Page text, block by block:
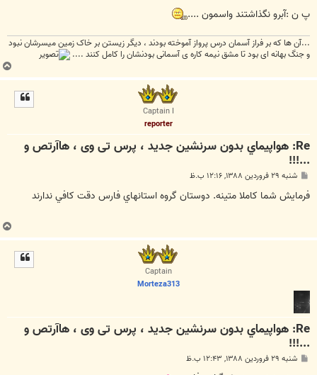
پ ن :آبرو نگذاشتند واسمون ....
...آن ها که بر فراز آسمان درس پرواز آموخته بودند ، دیگر زیستن بر خاک زمین میسرشان نبود
و جنگ بهانه ای بود تا مشق نیمه کاره ی آسمانی بودنشان را کامل کنند ....
Captain I
reporter
Re: هواپيماي بدون سرنشين جدید ، پرس تی وی ، هاآرتص و
...!!!
ت
شنبه ۲۹ فروردین ۱۳۸۸, ۱۲:۱۶ ب.ظ
فرمايش شما كاملا متينه. دوستان گروه استانهاي فارس دقت كافي ندارند
Captain
Morteza313
Re: هواپيماي بدون سرنشين جدید ، پرس تی وی ، هاآرتص و
...!!!
شنبه ۲۹ فروردین ۱۳۸۸, ۱۲:۴۳ ب.ظ